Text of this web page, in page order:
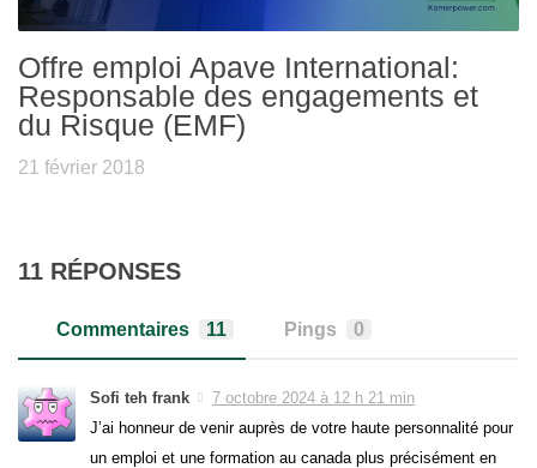
Offre emploi Apave International:
Responsable des engagements et
du Risque (EMF)
21 février 2018
11 RÉPONSES
Commentaires 11 Pings 0
Sofi teh frank
7 octobre 2024 à 12 h 21 min
J’ai honneur de venir auprès de votre haute personnalité pour
un emploi et une formation au canada plus précisément en